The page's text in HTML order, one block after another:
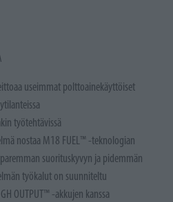
useimmat polttoainekäyttöiset
työtehtävissä
nostaa M18 FUEL™ -teknologian
suorituskyvyn ja pidemmän
työkalut on suunniteltu
OUTPUT™ -akkujen kanssa